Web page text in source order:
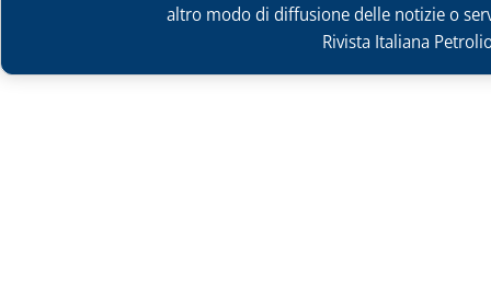
altro modo di diffusione delle notizie o
Rivista Italiana